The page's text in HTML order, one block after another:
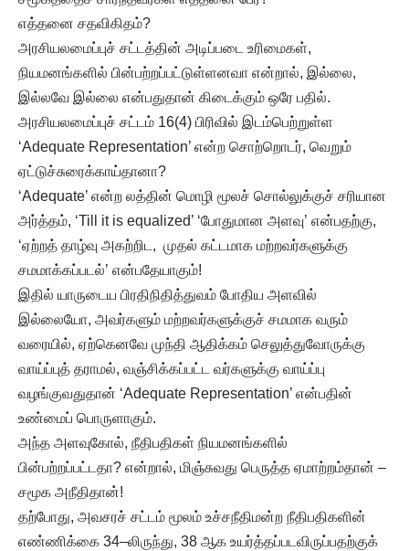
எத்தனை சதவிகிதம்?
அரசியலமைப்புச் சட்டத்தின் அடிப்படை உரிமைகள்,
நியமனங்களில் பின்பற்றப்பட்டுள்ளனவா என்றால், இல்லை,
இல்லவே இல்லை என்பதுதான் கிடைக்கும் ஒரே பதில்.
அரசியலமைப்புச் சட்டம் 16(4) பிரிவில் இடம்பெற்றுள்ள
‘Adequate Representation’ என்ற சொற்றொடர், வெறும்
ஏட்டுச்சுரைக்காய்தானா?
‘Adequate’ என்ற லத்தின் மொழி மூலச் சொல்லுக்குச் சரியான
அர்த்தம், ‘Till it is equalized’ ‘போதுமான அளவு’ என்பதற்கு,
‘ஏற்றத் தாழ்வு அகற்றிட, முதல் கட்டமாக மற்றவர்களுக்கு
சமமாக்கப்படல்’ என்பதேயாகும்!
இதில் யாருடைய பிரதிநிதித்துவம் போதிய அளவில்
இல்லையோ, அவர்களும் மற்றவர்களுக்குச் சமமாக வரும்
வரையில், ஏற்கெனவே முந்தி ஆதிக்கம் செலுத்துவோருக்கு
வாய்ப்புத் தராமல், வஞ்சிக்கப்பட்ட வர்களுக்கு வாய்ப்பு
வழங்குவதுதான் ‘Adequate Representation’ என்பதின்
உண்மைப் பொருளாகும்.
அந்த அளவுகோல், நீதிபதிகள் நியமனங்களில்
பின்பற்றப்பட்டதா? என்றால், மிஞ்சுவது பெருத்த ஏமாற்றம்தான் –
சமூக அநீதிதான்!
தற்போது, அவசரச் சட்டம் மூலம் உச்சநீதிமன்ற நீதிபதிகளின்
எண்ணிக்கை 34–லிருந்து, 38 ஆக உயர்த்தப்படவிருப்பதற்குக்